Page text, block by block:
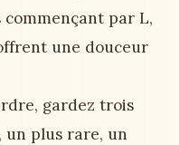
par L,
une douceur
gardez trois
un plus rare, un